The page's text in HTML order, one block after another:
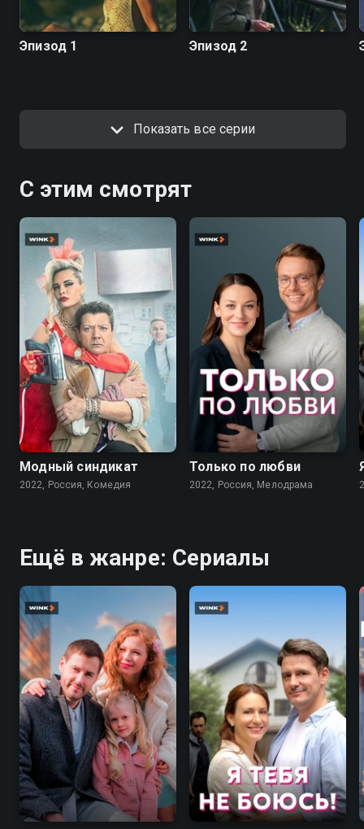
Эпизод 1 Эпизод 2
Показать все серии
С этим смотрят
7.6
Модный синдикат
2022, Россия, Комедия
Только по любви
2022, Россия, Мелодрама
Ещё в жанре: Сериалы
7.1 7.1